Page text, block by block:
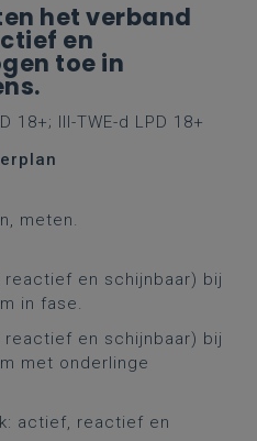
het verband
en
toe in
18+; III-TWE-d LPD 18+
meten.
en schijnbaar) bij
in fase.
en schijnbaar) bij
met onderlinge
actief, reactief en